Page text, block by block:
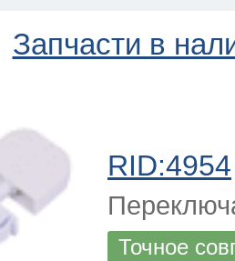
Запчасти в
RID:4954
Точное